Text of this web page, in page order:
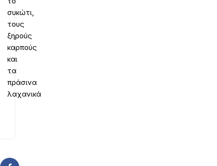
συκώτι,
τους
ξηρούς
καρπούς
και
τα
πράσινα
λαχανικά